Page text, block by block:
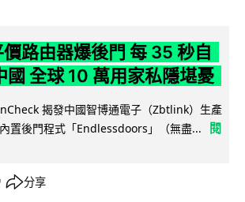
路由器爆後門 每 35 秒自
國 全球 10 萬用家私隱堪憂
揭發中國智博通電子（Zbtlink）生產
置後門程式「Endlessdoors」（無盡...
閱
分享